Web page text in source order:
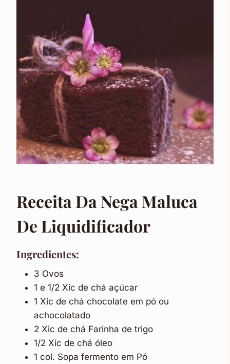
Receita Da Nega Maluca
De Liquidificador
Ingredientes:
3 Ovos
1 e 1/2 Xic de chá açúcar
1 Xic de chá chocolate em pó ou
achocolatado
2 Xic de chá Farinha de trigo
1/2 Xic de chá óleo
1 col. Sopa fermento em Pó